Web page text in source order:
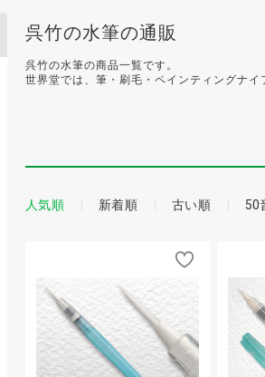
呉竹の水筆の通販
呉竹の水筆の商品一覧です。
世界堂では、筆・刷毛・ペインティングナイ
人気順 新着順 古い順 50